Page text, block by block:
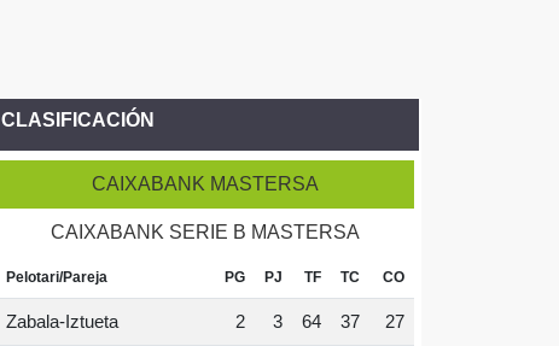
CLASIFICACIÓN
CAIXABANK MASTERSA
CAIXABANK SERIE B MASTERSA
Pelotari/Pareja PG PJ TF TC CO
Zabala-Iztueta 2 3 64 37 27